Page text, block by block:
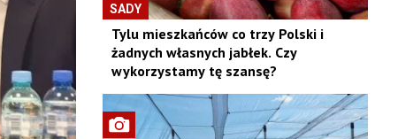
SADY
Tylu mieszkańców co trzy Polski i
żadnych własnych jabłek. Czy
wykorzystamy tę szansę?